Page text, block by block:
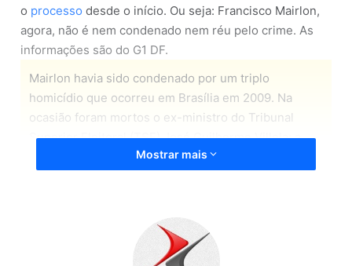
o processo desde o início. Ou seja: Francisco Mairlon,
agora, não é nem condenado nem réu pelo crime. As
informações são do G1 DF.
Mairlon havia sido condenado por um triplo
homicídio que ocorreu em Brasília em 2009. Na
ocasião foram mortos o ex-ministro do Tribunal
Superior Eleitoral (TSE) José Guilherme Villela; a
esposa dele, Maria Villela e a empregada do casal,
joias foram levados do apartamento na noite do
crime, 28 de agosto de 2009. O caso teve grande
Mostrar mais